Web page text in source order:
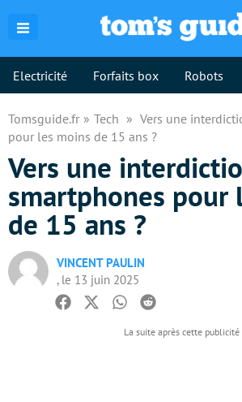
Electricité Forfaits box Robots
Tomsguide.fr Tech
Vers une
pour les moins de 15 ans ?
Vers une
smartphones pour
de 15 ans ?
VINCENT PAULIN
, le 13 juin 2025
Facebook
TwitterWhatsapp
Reddit